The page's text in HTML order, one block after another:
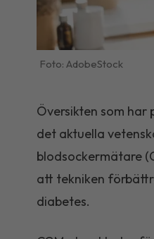
AdobeStock
Översikten som har
det aktuella
blodsockermätare
att tekniken
diabetes.